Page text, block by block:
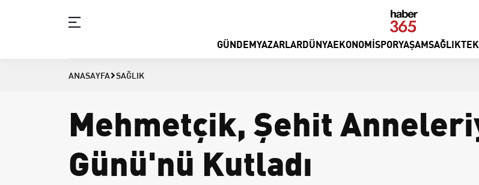
GÜNDEMYAZARLARDÜNYAEKONOMISPORYAŞAMSAĞLIK
ANASAYFA SAĞLIK
Mehmetçik, Şehit
Günü'nü Kutladı